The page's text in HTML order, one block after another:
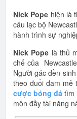
Nick Pope hiện là
câu lạc bộ
hành trình sự
Nick Pope là thủ
chế của
Người gác đền
theo đuổi đam mê
cược bóng đá tìm
môn đầy tài năng